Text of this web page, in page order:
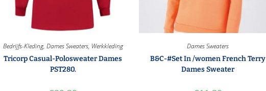
Bedrijfs-Kleding, Dames Sweaters, Werkkleding
Tricorp Casual-Polosweater Dames
PST280.
Dames Sweaters
B&C-#Set In /women French Terry
Dames Sweater